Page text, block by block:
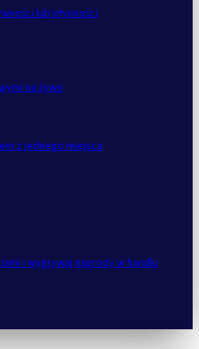
lub płynności
na żywo
z jednego miejsca
i wygrywaj nagrody w handlu